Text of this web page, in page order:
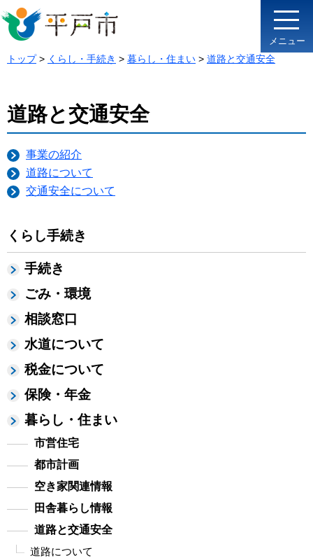
メニュー
トップ> くらし・手続き > 暮らし・住まい > 道路と交通安全
くらし手続き
手続き
ごみ・環境
相談窓口
水道について
税金について
保険・年金
暮らし・住まい
市営住宅
都市計画
空き家関連情報
田舎暮らし情報
道路と交通安全
道路について
道路と交通安全
事業の紹介
道路について
交通安全について